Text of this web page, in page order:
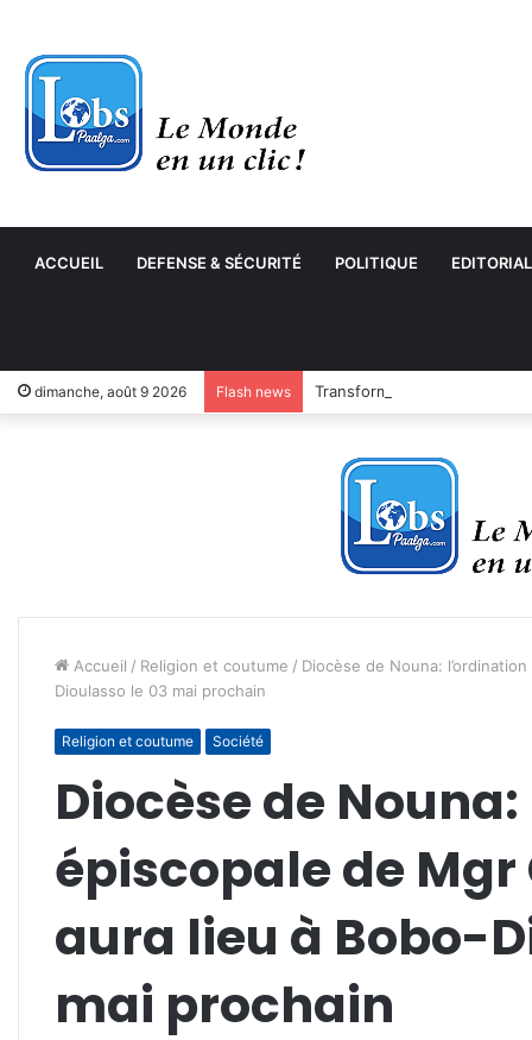
ACCUEIL DEFENSE & SÉCURITÉ POLITIQUE EDITORIAL
dimanche, août 9 2026 Flash news Transformation numérique :
Accueil / Religion et coutume / Diocèse de Nouna:
Dioulasso le 03 mai prochain
Religion et coutume Société
Diocèse de
épiscopale de
aura lieu à Bobo-
mai prochain